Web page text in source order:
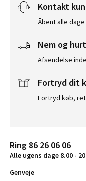
Kontakt
Åbent alle
Nem og
Afsendelse
Fortryd dit
Fortryd køb,
Ring 86 26 06 06
Alle ugens dage 8.00 -
Genveje